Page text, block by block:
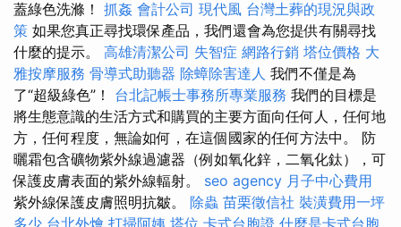
蓋綠色洗滌！ 抓姦 會計公司 現代風 台灣土葬的現況與政
策 如果您真正尋找環保產品，我們還會為您提供有關尋找
什麼的提示。 高雄清潔公司 失智症 網路行銷 塔位價格 大
雅按摩服務 骨導式助聽器 除蟑除害達人 我們不僅是為
了“超級綠色”！ 台北記帳士事務所專業服務 我們的目標是
將生態意識的生活方式和購買的主要方面向任何人，任何地
方，任何程度，無論如何，在這個國家的任何方法中。 防
曬霜包含礦物紫外線過濾器（例如氧化鋅，二氧化鈦），可
保護皮膚表面的紫外線輻射。 seo agency 月子中心費用
紫外線保護皮膚照明抗皺。 除蟲 苗栗徵信社 裝潢費用一坪
多少 台北外燴 打掃阿姨 塔位 卡式台胞證 什麼是卡式台胞